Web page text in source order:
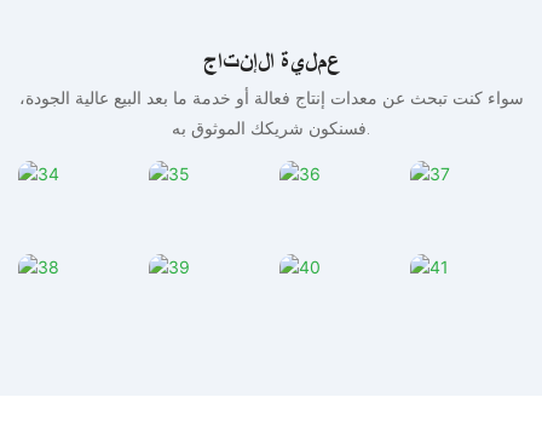
عملية الإنتاج
سواء كنت تبحث عن معدات إنتاج فعالة أو خدمة ما بعد البيع عالية الجودة،
فسنكون شريكك الموثوق به.